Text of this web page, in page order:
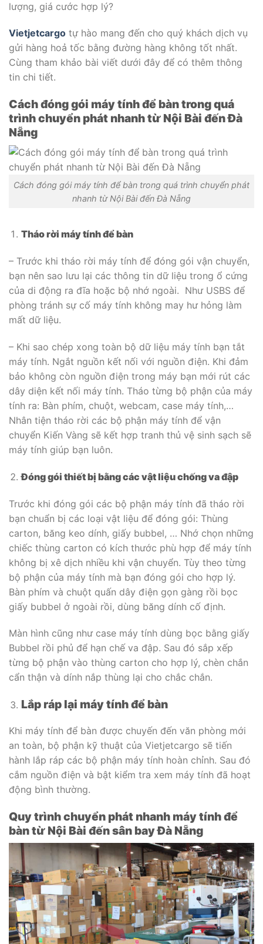
lượng, giá cước hợp lý?
Vietjetcargo tự hào mang đến cho quý khách dịch vụ
gửi hàng hoả tốc bằng đường hàng không tốt nhất.
Cùng tham khảo bài viết dưới đây để có thêm thông
tin chi tiết.
Cách đóng gói máy tính để bàn trong quá
trình chuyển phát nhanh từ Nội Bài đến Đà
Nẵng
Cách đóng gói máy tính để bàn trong quá trình chuyển phát
nhanh từ Nội Bài đến Đà Nẵng
Tháo rời máy tính để bàn
– Trước khi tháo rời máy tính để đóng gói vận chuyển,
bạn nên sao lưu lại các thông tin dữ liệu trong ổ cứng
của di động ra đĩa hoặc bộ nhớ ngoài. Như USBS để
phòng tránh sự cố máy tính không may hư hỏng làm
mất dữ liệu.
– Khi sao chép xong toàn bộ dữ liệu máy tính bạn tắt
máy tính. Ngắt nguồn kết nối với nguồn điện. Khi đảm
bảo không còn nguồn điện trong máy bạn mới rút các
dây diện kết nối máy tính. Tháo từng bộ phận của máy
tính ra: Bàn phím, chuột, webcam, case máy tính,…
Nhân tiện tháo rời các bộ phận máy tính để vận
chuyển Kiến Vàng sẽ kết hợp tranh thủ vệ sinh sạch sẽ
máy tính giúp bạn luôn.
Đóng gói thiết bị bằng các vật liệu chống va đập
Trước khi đóng gói các bộ phận máy tính đã tháo rời
bạn chuẩn bị các loại vật liệu để đóng gói: Thùng
carton, băng keo dính, giấy bubbel, … Nhớ chọn những
chiếc thùng carton có kích thước phù hợp để máy tính
không bị xê dịch nhiều khi vận chuyển. Tùy theo từng
bộ phận của máy tính mà bạn đóng gói cho hợp lý.
Bàn phím và chuột quấn dây điện gọn gàng rồi bọc
giấy bubbel ở ngoài rồi, dùng băng dính cố định.
Màn hình cũng như case máy tính dùng bọc bằng giấy
Bubbel rồi phủ để hạn chế va đập. Sau đó sắp xếp
từng bộ phận vào thùng carton cho hợp lý, chèn chắn
cẩn thận và dính nắp thùng lại cho chắc chắn.
Lắp ráp lại máy tính để bàn
Khi máy tính để bàn được chuyến đến văn phòng mới
an toàn, bộ phận kỹ thuật của Vietjetcargo sẽ tiến
hành lắp ráp các bộ phận máy tính hoàn chỉnh. Sau đó
cắm nguồn điện và bật kiểm tra xem máy tính đã hoạt
động bình thường.
Quy trình chuyển phát nhanh máy tính để
bàn từ Nội Bài đến sân bay Đà Nẵng